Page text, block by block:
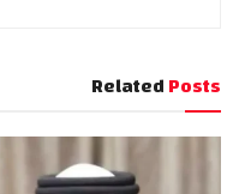
RelatedPosts